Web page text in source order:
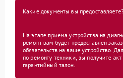
Какие документы вы предоставляете?
На этапе приема устройства на
ремонт вам будет предоставлен
обязательств на ваше устройство.
по ремонту техники, вы получите
гарантийный талон.